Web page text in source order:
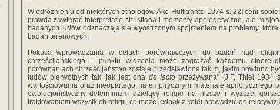
W odróżnieniu od niektórych etnologów Åke Hultkrantz [1974 s. 22] ceni
prawda zawierać interpretatio christiana i momenty apologetyczne, ale
badanych ludów odznaczają się wyostrzonym spojrzeniem na problemy,
badań terenowych.
Pokusa wprowadzania w celach porównawczych do badań nad
chrześcijańskiego – punktu widzenia może zagrażać każdemu
porównaniach chrześcijaństwo zostaje przedstawione takim, jakim powinno
ludów pierwotnych tak, jak jest ona de factoprzeżywana” [J.F. Thiel 1984
wartościowania oraz nieopartego na empirycznym materiale apriorycznego
ewolucjonistyczny determinizm dzielący religie na niższe i wyższe,
traktowaniem wszystkich religii, co może jednak z kolei prowadzić do